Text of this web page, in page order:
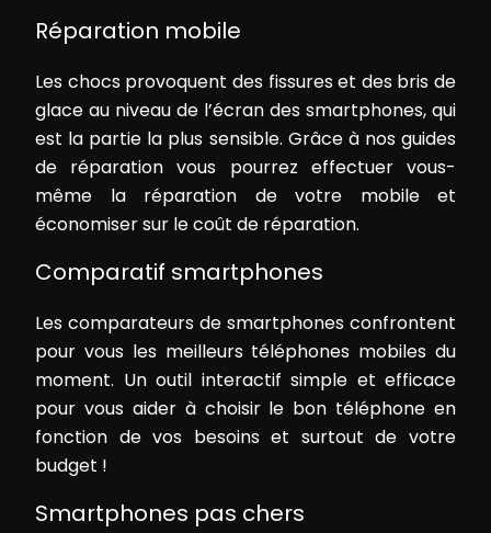
Réparation mobile
Les chocs provoquent des fissures et des bris de
glace au niveau de l’écran des smartphones, qui
est la partie la plus sensible. Grâce à nos guides
de réparation vous pourrez effectuer vous-
même la réparation de votre mobile et
économiser sur le coût de réparation.
Comparatif smartphones
Les comparateurs de smartphones confrontent
pour vous les meilleurs téléphones mobiles du
moment. Un outil interactif simple et efficace
pour vous aider à choisir le bon téléphone en
fonction de vos besoins et surtout de votre
budget !
Smartphones pas chers